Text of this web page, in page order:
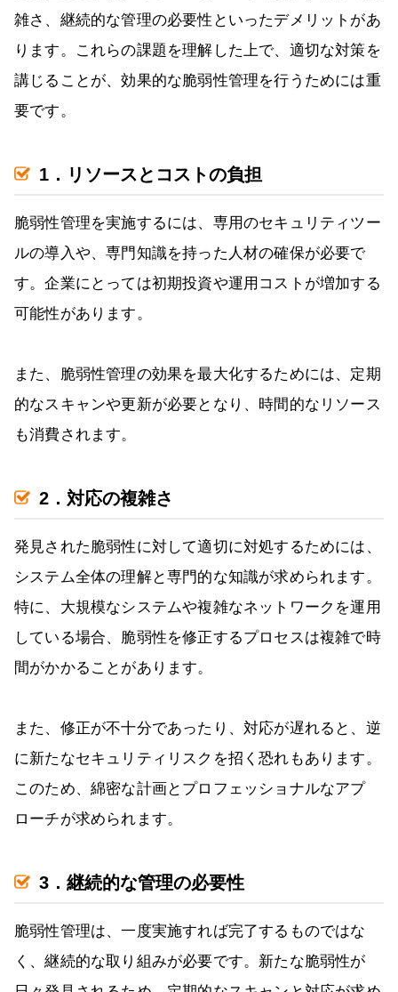
雑さ、継続的な管理の必要性といったデメリットがあ
ります。これらの課題を理解した上で、適切な対策を
講じることが、効果的な脆弱性管理を行うためには重
要です。
1．リソースとコストの負担
脆弱性管理を実施するには、専用のセキュリティツー
ルの導入や、専門知識を持った人材の確保が必要で
す。企業にとっては初期投資や運用コストが増加する
可能性があります。
また、脆弱性管理の効果を最大化するためには、定期
的なスキャンや更新が必要となり、時間的なリソース
も消費されます。
2．対応の複雑さ
発見された脆弱性に対して適切に対処するためには、
システム全体の理解と専門的な知識が求められます。
特に、大規模なシステムや複雑なネットワークを運用
している場合、脆弱性を修正するプロセスは複雑で時
間がかかることがあります。
また、修正が不十分であったり、対応が遅れると、逆
に新たなセキュリティリスクを招く恐れもあります。
このため、綿密な計画とプロフェッショナルなアプ
ローチが求められます。
3．継続的な管理の必要性
脆弱性管理は、一度実施すれば完了するものではな
く、継続的な取り組みが必要です。新たな脆弱性が